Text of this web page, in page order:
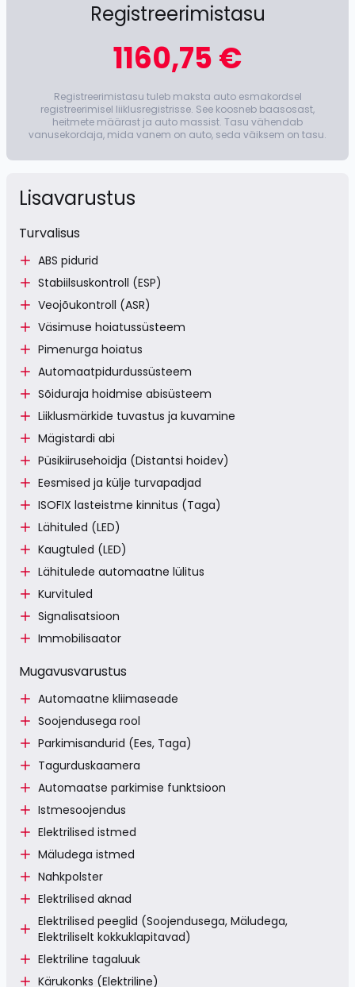
Registreerimistasu
1160,75 €
Registreerimistasu tuleb maksta auto esmakordsel
registreerimisel liiklusregistrisse. See koosneb baasosast,
heitmete määrast ja auto massist. Tasu vähendab
vanusekordaja, mida vanem on auto, seda väiksem on tasu.
Lisavarustus
Turvalisus
ABS pidurid
Stabiilsuskontroll (ESP)
Veojõukontroll (ASR)
Väsimuse hoiatussüsteem
Pimenurga hoiatus
Automaatpidurdussüsteem
Sõiduraja hoidmise abisüsteem
Liiklusmärkide tuvastus ja kuvamine
Mägistardi abi
Püsikiirusehoidja (Distantsi hoidev)
Eesmised ja külje turvapadjad
ISOFIX lasteistme kinnitus (Taga)
Lähituled (LED)
Kaugtuled (LED)
Lähitulede automaatne lülitus
Kurvituled
Signalisatsioon
Immobilisaator
Mugavusvarustus
Automaatne kliimaseade
Soojendusega rool
Parkimisandurid (Ees, Taga)
Tagurduskaamera
Automaatse parkimise funktsioon
Istmesoojendus
Elektrilised istmed
Mäludega istmed
Nahkpolster
Elektrilised aknad
Elektrilised peeglid (Soojendusega, Mäludega,
Elektriliselt kokkuklapitavad)
Elektriline tagaluuk
Kärukonks (Elektriline)